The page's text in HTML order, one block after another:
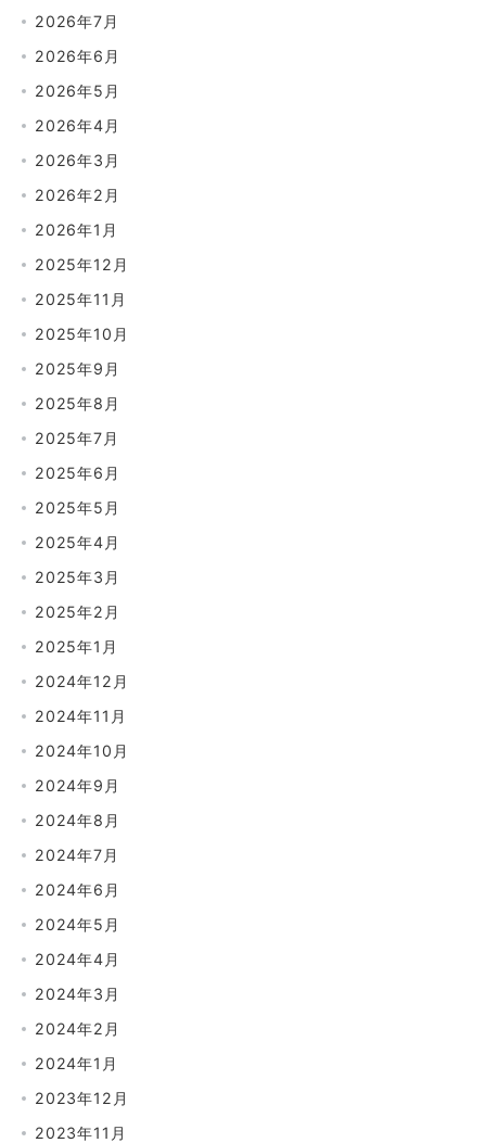
2026年7月
2026年6月
2026年5月
2026年4月
2026年3月
2026年2月
2026年1月
2025年12月
2025年11月
2025年10月
2025年9月
2025年8月
2025年7月
2025年6月
2025年5月
2025年4月
2025年3月
2025年2月
2025年1月
2024年12月
2024年11月
2024年10月
2024年9月
2024年8月
2024年7月
2024年6月
2024年5月
2024年4月
2024年3月
2024年2月
2024年1月
2023年12月
2023年11月